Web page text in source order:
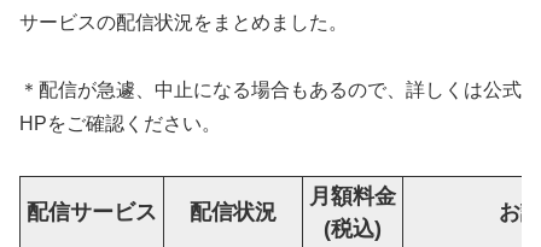
サービスの配信状況をまとめました。
＊配信が急遽、中止になる場合もあるので、詳しくは公式
HPをご確認ください。
配信サービス 配信状況
月額料金
(税込)
お